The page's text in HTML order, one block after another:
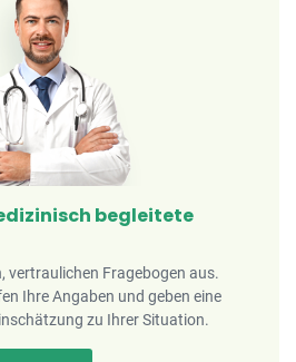
begleitete
vertraulichen Fragebogen aus.
Ihre Angaben und geben eine
zu Ihrer Situation.